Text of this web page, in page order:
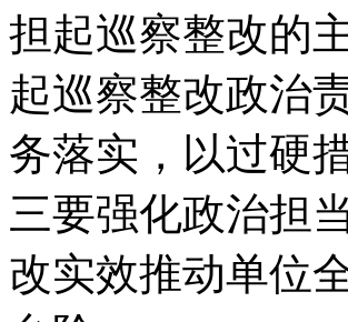
担起巡察整改的
起巡察整改政治
务落实，以过硬
三要强化政治担
改实效推动单位